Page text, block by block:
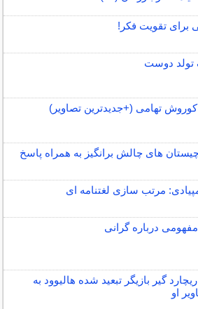
برای تقویت فکر!
تولد دوست
کوروش تهامی (+جدیدترین تصاویر)
های چالش برانگیز به همراه پاسخ
مرتب سازی لغتنامه ای
مفهومی درباره گرانی
گیر بازیگر تبعید شده هالیوود به
او